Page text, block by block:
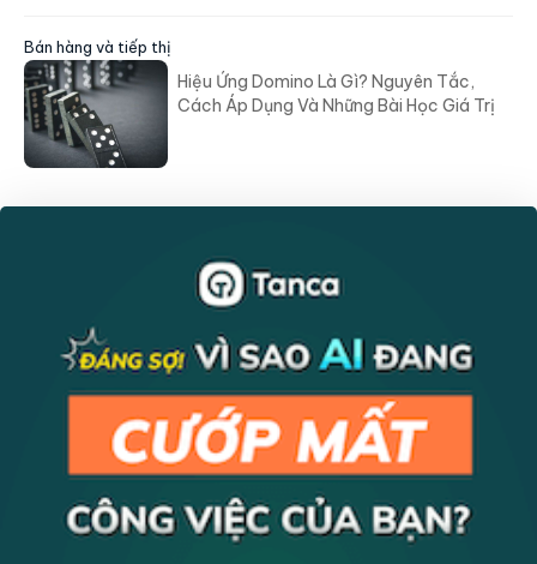
Bán hàng và tiếp thị
Hiệu Ứng Domino Là Gì? Nguyên Tắc,
Cách Áp Dụng Và Những Bài Học Giá Trị